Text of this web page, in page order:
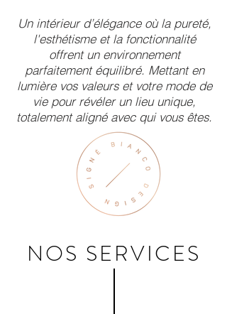
Un intérieur d’élégance où la pureté,
l'esthétisme et la fonctionnalité
offrent un environnement
parfaitement équilibré. Mettant en
lumière vos valeurs et votre mode de
vie pour révéler un lieu unique,
totalement aligné avec qui vous êtes.
NOS SERVICES